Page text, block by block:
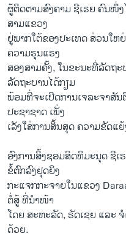
ລາຍງານ
ພາສາຕ່າງໆ
ຜູ້ຕິດຕາມສົງຄາມ ຊີເຣຍ ຄົນໜຶ່
ສາມແຂວງ
ຢູ່ພາກໃຕ້ຂອງປະເທດ ສ່ວນໃຫ
ຄວາມຮຸນແຮງ
ສອງສາມຄັ້ງ, ໃນຂະນະທີ່ລັດຖ
ລັດຖະບານໄດ້ກຽມ
ພ້ອມທີ່ຈະເປີດການເຈລະຈາສັ
ປະຊາຊາດ ເພັ່ງ
ເລັງໃສ່ການສິ້ນສຸດ ຄວາມຂັດແ
ອົງການສິ້ງຊອມສິດທິມະນຸດ ຊີເ
ຂໍ້ຕົກລົງຢຸດຍິງ
ກະແຈກກະຈາຍໃນແຂວງ
ຕໍ່ສູ້ ທີ່ນຳໜ້າ
ໂດຍ ສະຫະລັດ, ຣັດເຊຍ ແລະ
ດ້ວຍ.